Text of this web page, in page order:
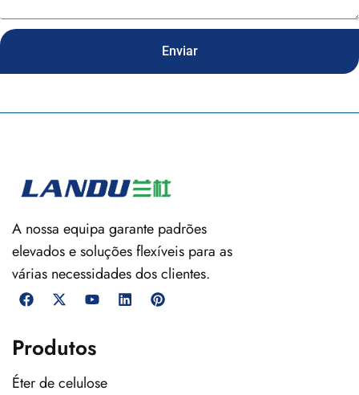
Enviar
A nossa equipa garante padrões
elevados e soluções flexíveis para as
várias necessidades dos clientes.
Produtos
Éter de celulose